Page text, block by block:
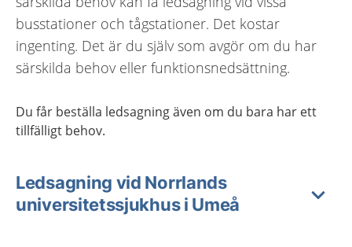
busstationer och tågstationer. Det kostar
ingenting. Det är du själv som avgör om du har
särskilda behov eller funktionsnedsättning.
Du får beställa ledsagning även om du bara har ett
tillfälligt behov.
Ledsagning vid Norrlands
universitetssjukhus i Umeå